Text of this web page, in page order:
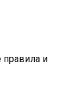
правила и